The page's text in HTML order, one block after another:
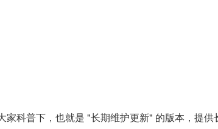
家科普下，也就是 "长期维护更新" 的版本，提